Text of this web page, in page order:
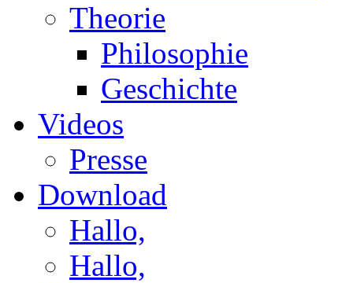
Theorie
Philosophie
Geschichte
Videos
Presse
Download
Hallo,
Hallo,